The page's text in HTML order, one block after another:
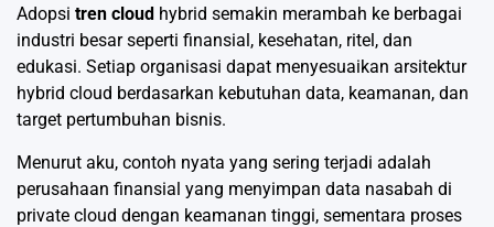
Adopsi tren cloud hybrid semakin merambah ke berbagai
industri besar seperti finansial, kesehatan, ritel, dan
edukasi. Setiap organisasi dapat menyesuaikan arsitektur
hybrid cloud berdasarkan kebutuhan data, keamanan, dan
target pertumbuhan bisnis.
Menurut aku, contoh nyata yang sering terjadi adalah
perusahaan finansial yang menyimpan data nasabah di
private cloud dengan keamanan tinggi, sementara proses